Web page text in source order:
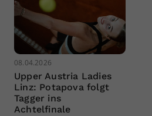
08.04.2026
Upper Austria Ladies
Linz: Potapova folgt
Tagger ins
Achtelfinale